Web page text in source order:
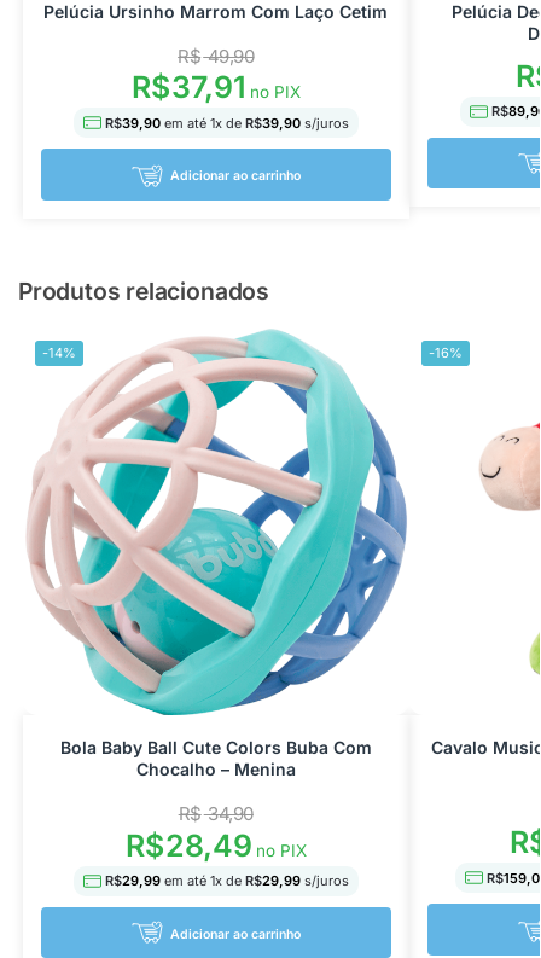
Pelúcia Ursinho Marrom Com Laço Cetim
R$49,90
R$37,91 no PIX
R$39,90 em até 1x de R$39,90s/juros
Adicionar ao carrinho
Pelúcia
R$
Produtos relacionados
-14%
Bola Baby Ball Cute Colors Buba Com
Chocalho – Menina
R$34,90
R$28,49no PIX
R$29,99 em até 1x de R$29,99s/juros
Adicionar ao carrinho
-16%
Cavalo
R$